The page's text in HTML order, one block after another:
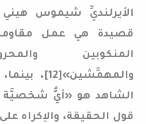
قصيدة هي عمل
المنكوبين
الشاهد هو «أيُّ شخصيَّة
قول الحقيقة، والإكراه